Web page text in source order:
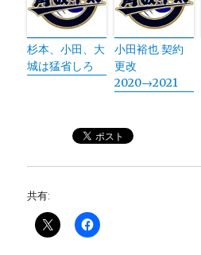
杉本、小田、大
城は猛省しろ
小田裕也 契約
更改
2020→2021
共有: